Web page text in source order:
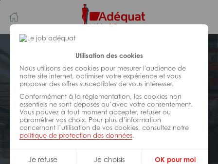
Utilisation des cookies
Nous utilisons des cookies pour mesurer l'audience de
notre site internet, optimiser votre expérience et vous
proposer des offres susceptibles de vous intéresser.
Conformément à la réglementation, les cookies non
essentiels ne sont déposés qu’avec votre consentement.
Vous pouvez à tout moment accepter, refuser ou
paramétrer vos choix. Pour plus d’information
concernant l’utilisation de vos cookies, consultez notre
politique de protection des données.
Je refuse Je choisis OK pour moi
au
contenu
principal
navigation
LOGISTIQUE
Réf : 027-319670
Employé de vente H/F
Interim Meyzieu